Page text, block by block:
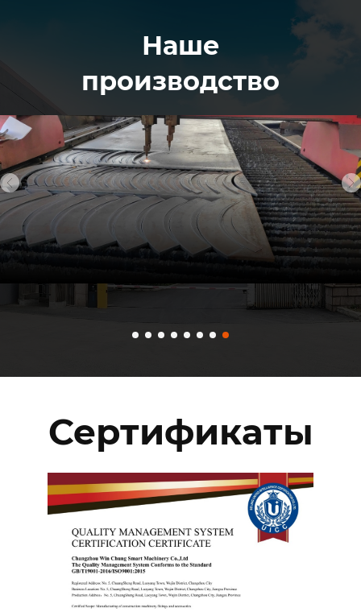
Наше
производство
Сертификаты